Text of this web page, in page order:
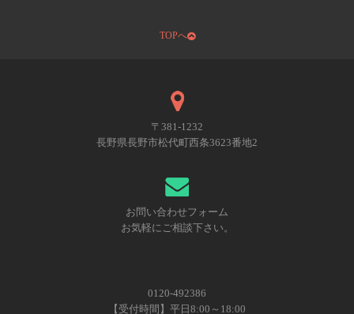
TOPへ
〒381-1232
長野県長野市松代町西条3623番地2
お問い合わせフォーム
お気軽にご相談下さい。
0120-492386
【受付時間】平日8:00～18:00